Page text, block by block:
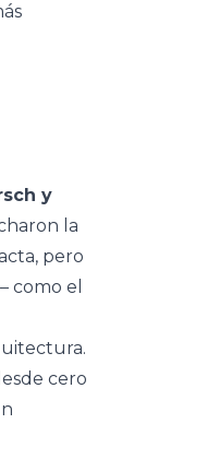
y
la
, pero
– como el
cero